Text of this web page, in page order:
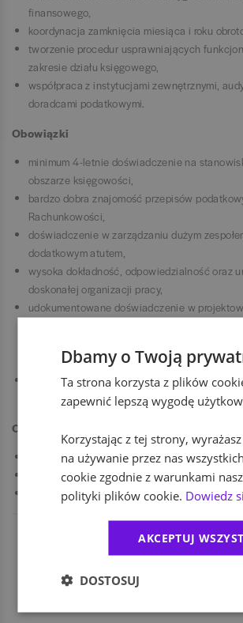
finansowego,
koordynacja zamknięcia miesiąca i roku
tworzenie procedur usprawniających
zakresie działu księgowego,
współpraca z instytucjami zewnętrznymi,
doradcami podatkowymi.
Obowiązki
minimum 4-letnie doświadczenie na
obszarze księgowości,
bardzo dobra znajomość przepisów
Rachunkowości,
doświadczenie w zarządzaniu dużym
dodatkowym atutem,
wysoka dokładność, odpowiedzialność oraz
doskonałej organizacji pracy,
udokumentowane doświadczenie w
czasu realizacji procesów,
doświadczenie w branży nieruchomości lub
mile widziane.
Oferujemy
stabilne zatrudnienie w firmie o ugruntowanej
pakiet benefitów (np. opieka medyczna, karta
hybrydowy model pracy.
Dbamy o Twoją
Ta strona korzysta z plików
zapewnić lepszą wygodę
Korzystając z tej strony,
na używanie przez nas
cookie zgodnie z warunkami
polityki plików cookie. Dowiedz
AKCEPTUJ
DOSTOSUJ